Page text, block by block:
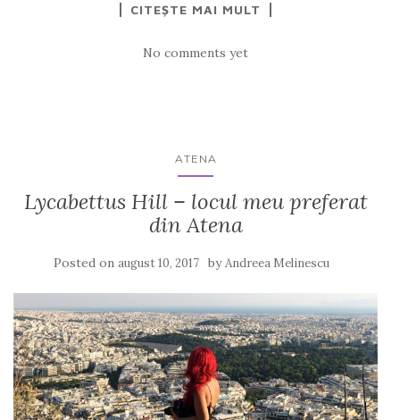
CITEȘTE MAI MULT
No comments yet
ATENA
Lycabettus Hill – locul meu preferat
din Atena
Posted on august 10, 2017 byAndreea Melinescu